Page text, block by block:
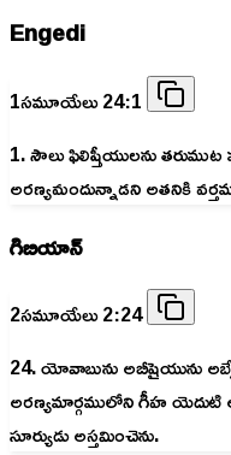
Engedi
1సమూయేలు 24:1
1. సౌలు ఫిలిష్తీయులను
అరణ్యమందున్నాడని అతనికి
గిబియాన్
2సమూయేలు 2:24
24. యోవాబును అబీషైయును
అరణ్యమార్గములోని గీహ యెదుటి
సూర్యుడు అస్తమించెను.